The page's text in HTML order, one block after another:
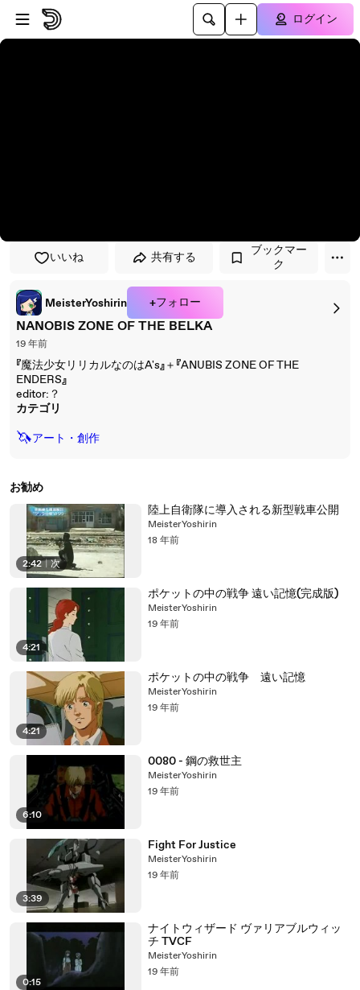
プレイヤーにスキップ
メインコンテンツにスキップ
ログイン
いいね 共有する
ブックマー
ク
MeisterYoshirin +フォロー
NANOBIS ZONE OF THE BELKA
19 年前
『魔法少女リリカルなのはA's』＋『ANUBIS ZONE OF THE
ENDERS』
editor:？
カテゴリ
🦄アート・創作
お勧め
2:42 | 次
陸上自衛隊に導入される新型戦車公開
MeisterYoshirin
18 年前
4:21
ポケットの中の戦争 遠い記憶(完成版)
MeisterYoshirin
19 年前
4:21
ポケットの中の戦争 遠い記憶
MeisterYoshirin
19 年前
6:10
0080 - 鋼の救世主
MeisterYoshirin
19 年前
3:39
Fight For Justice
MeisterYoshirin
19 年前
0:15
ナイトウィザード ヴァリアブルウィッ
チ TVCF
MeisterYoshirin
19 年前